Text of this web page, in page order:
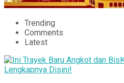
Trending
Comments
Latest